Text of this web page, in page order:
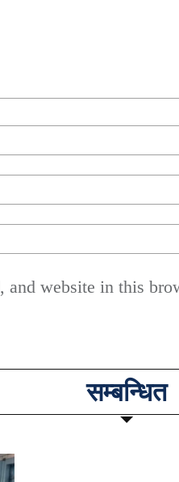
and website in this
सम्बन्धित